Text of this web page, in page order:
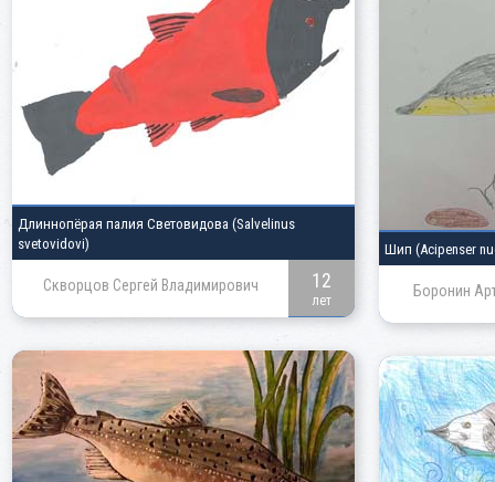
Длиннопёрая палия Световидова (Salvelinus
svetovidovi)
Скворцов Сергей Владимирович 12
лет
Шип (Acipenser
Боронин